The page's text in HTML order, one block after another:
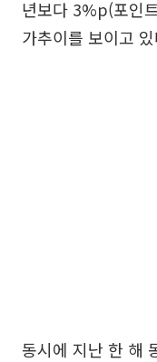
년보다 3%p(포인
가추이를 보이고
동시에 지난 한 해